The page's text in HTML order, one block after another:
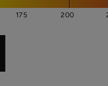
175 200